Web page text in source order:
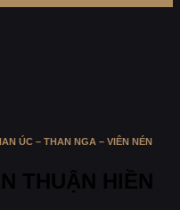
ÚC – THAN NGA – VIÊN NÉN
THUẬN HIỀN